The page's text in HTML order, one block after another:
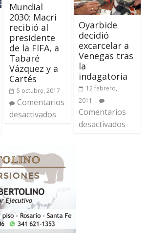
Mundial
2030: Macri
recibió al
presidente
de la FIFA, a
Tabaré
Vázquez y a
Cartés
5 octubre, 2017
Comentarios
desactivados
Oyarbide
decidió
excarcelar a
Venegas tras
la
indagatoria
12 febrero,
2011
Comentarios
desactivados